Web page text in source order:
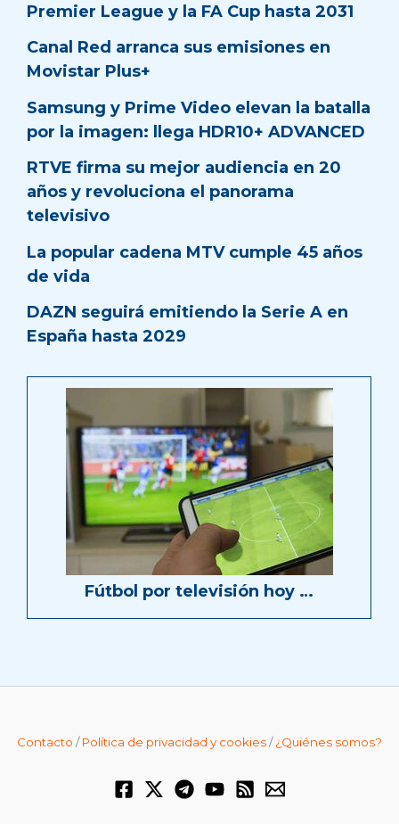
Premier League y la FA Cup hasta 2031
Canal Red arranca sus emisiones en
Movistar Plus+
Samsung y Prime Video elevan la batalla
por la imagen: llega HDR10+ ADVANCED
RTVE firma su mejor audiencia en 20
años y revoluciona el panorama
televisivo
La popular cadena MTV cumple 45 años
de vida
DAZN seguirá emitiendo la Serie A en
España hasta 2029
Fútbol por televisión hoy …
Contacto /Política de privacidad y cookies/¿Quiénes somos?